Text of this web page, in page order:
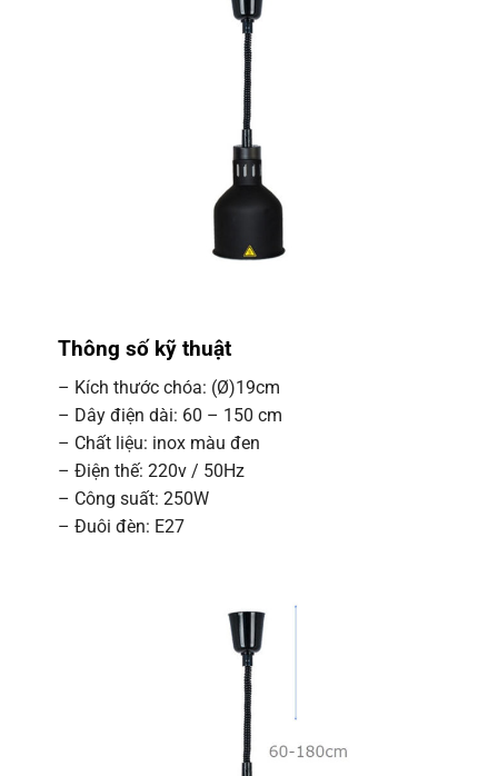
Thông số kỹ thuật
– Kích thước chóa: (Ø)19cm
– Dây điện dài: 60 – 150 cm
– Chất liệu: inox màu đen
– Điện thế: 220v / 50Hz
– Công suất: 250W
– Đuôi đèn: E27